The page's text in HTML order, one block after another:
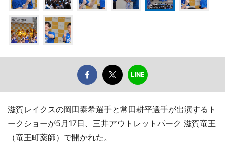
滋賀レイクスの岡田泰希選手と常田耕平選手が出演するト
ークショーが5月17日、三井アウトレットパーク 滋賀竜王
（竜王町薬師）で開かれた。